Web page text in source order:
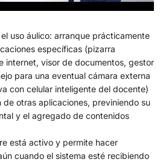
uso áulico: arranque prácticamente
específicas (pizarra
internet, visor de documentos, gestor
para una eventual cámara externa
con celular inteligente del docente)
otras aplicaciones, previniendo su
y el agregado de contenidos
está activo y permite hacer
cuando el sistema esté recibiendo